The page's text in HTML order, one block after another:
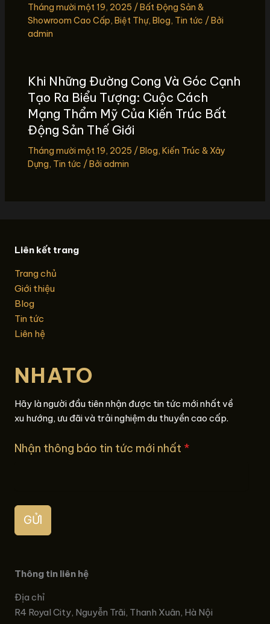
Tháng mười một 19, 2025 /Bất Động Sản &
Showroom Cao Cấp, Biệt Thự, Blog, Tin tức / Bởi
admin
Khi Những Đường Cong Và Góc Cạnh
Tạo Ra Biểu Tượng: Cuộc Cách
Mạng Thẩm Mỹ Của Kiến Trúc Bất
Động Sản Thế Giới
Tháng mười một 19, 2025 /Blog, Kiến Trúc & Xây
Dựng, Tin tức / Bởi admin
Liên kết trang
Trang chủ
Giới thiệu
Blog
Tin tức
Liên hệ
NHATO
Hãy là người đầu tiên nhận được tin tức mới nhất về
xu hướng, ưu đãi và trải nghiệm du thuyền cao cấp.
Nhận thông báo tin tức mới nhất *
GỬI
Thông tin liên hệ
Địa chỉ
R4 Royal City, Nguyễn Trãi, Thanh Xuân, Hà Nội